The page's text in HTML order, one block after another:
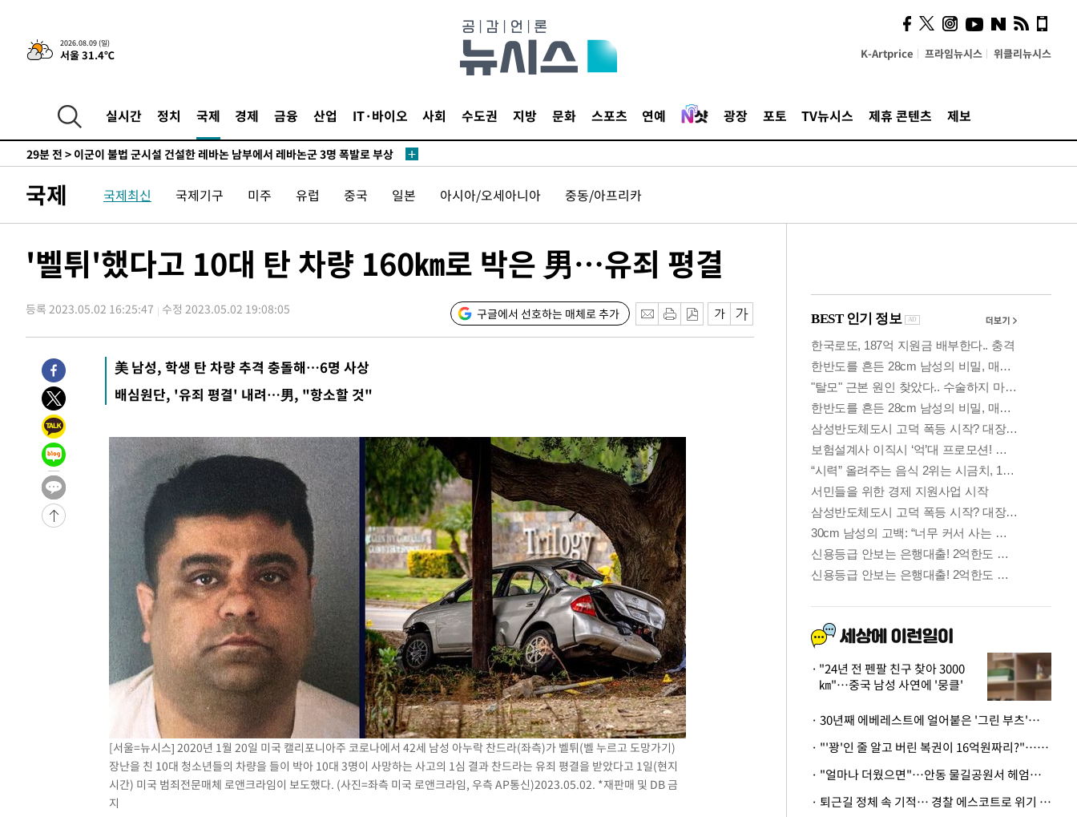
2026.08.09 (일)
서울 31.4℃ K-Artprice 프라임뉴시스 위클리뉴시스
실시간 정치 국제 경제 금융 산업 IT·바이오 사회 수도권 지방 문화 스포츠 연예 광장 포토 TV뉴시스 제휴 콘텐츠 제보
-21087초 전 >이강인, 오늘 서울서 AT마드리드 입단식…'전례 없는 특급대우'
-7969초 전 >'여긴 20도, 저긴 50도'…열화상 카메라로 본 폭염 저감시설 '온도
-1034초 전 >
튀르키예 외무장관, "메카 3국 방위협정은 이란이 목표 아냐 " 밝혀
이군이 불법 군시설 건설한 레바논 남부에서 레바논군 3명 폭발로 부상
1시간 전 >[속보]美중부 사령관, 이스라엘 긴급방문 다중화된 전선 상황 논의
론 누출”
1시간 전 >
‘축구의 신’ 아르헨티나 축구 선수 메시의 부친 지병 별세
1시간 전 >“美 이란전 무기 소진…북한과 분쟁시 주한 미군 취약해질 수 있어”
정상
-23156초 전 > "얼마나 더웠으면"…안동 물길공원서 헤엄친 구렁이 '소동'
-22355초 전 >'2경기 연속 침묵' 손흥민, 톨루카전 68분만 뛰고 슈팅 0개
-21107초 전 >이강인, 오늘 서울서 AT마드리드 입단식…'전례 없는 특급대우'
-7989초 전 >
'여긴 20도, 저긴 50도'…열화상 카메라로 본 폭염 저감시설 '온도
-7460초 전 >
콜롬비아 신임 우파 대통령 취임 하루만에 차량폭탄 폭발 사건
-1054초 전 >
튀르키예 외무장관, "메카 3국 방위협정은 이란이 목표 아냐 " 밝혀
28분 전 >
1시간 전 >
[속보]美중부 사령관, 이스라엘 긴급방문 다중화된 전선 상황 논의
1시간 전 >
美 국방부, 켄달 전 공군장관 보안허가 취소…“에어포스원 기밀정보, 언
론 누출”
1시간 전 >
‘축구의 신’ 아르헨티나 축구 선수 메시의 부친 지병 별세
1시간 전 >
“美 이란전 무기 소진…북한과 분쟁시 주한 미군 취약해질 수 있어”
국제 국제최신 국제기구 미주 유럽 중국 일본 아시아/오세아니아 중동/아프리카
'벨튀'했다고 10대 탄 차량 160㎞로 박은 男…유죄 평결
등록 2023.05.02 16:25:47 수정 2023.05.02 19:08:05 구글에서 선호하는 매체로 추가
美 남성, 학생 탄 차량 추격 충돌해…6명 사상
배심원단, '유죄 평결' 내려…男, "항소할 것"
[서울=뉴시스] 2020년 1월 20일 미국 캘리포니아주 코로나에서 42세 남성 아누락 찬드라(좌측)가 벨튀(벨 누르고 도망가기)
장난을 친 10대 청소년들의 차량을 들이 박아 10대 3명이 사망하는 사고의 1심 결과 찬드라는 유죄 평결을 받았다고 1일(현지
시간) 미국 범죄전문매체 로앤크라임이 보도했다. (사진=좌측 미국 로앤크라임, 우측 AP통신)2023.05.02. *재판매 및 DB 금
지
사이 해답 찾았죠"…알을
깨고 나온 '초자아'
"24년 전 펜팔 친구 찾아 3000
㎞"…중국 남성 사연에 '뭉클'
· 30년째 에베레스트에 얼어붙은 '그린 부츠'…드디어 가족 품으로
· "'꽝'인 줄 알고 버린 복권이 16억원짜리?"…극적으로 되찾은 사연
· "얼마나 더웠으면"…안동 물길공원서 헤엄친 구렁이 '소동'
· 퇴근길 정체 속 기적… 경찰 에스코트로 위기 넘긴 생후 2일 신생아